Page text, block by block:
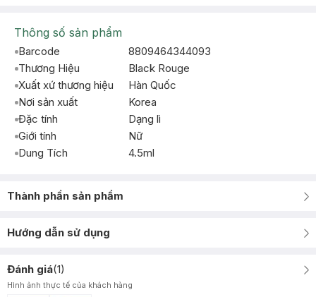
Thông số sản phẩm
Barcode
8809464344093
Thương Hiệu
Black Rouge
Xuất xứ thương hiệu
Hàn Quốc
Nơi sản xuất
Korea
Đặc tính
Dạng lì
Giới tính
Nữ
Dung Tích
4.5ml
Thành phần sản phẩm
Hướng dẫn sử dụng
Đánh giá(1)
Hình ảnh thực tế của khách hàng